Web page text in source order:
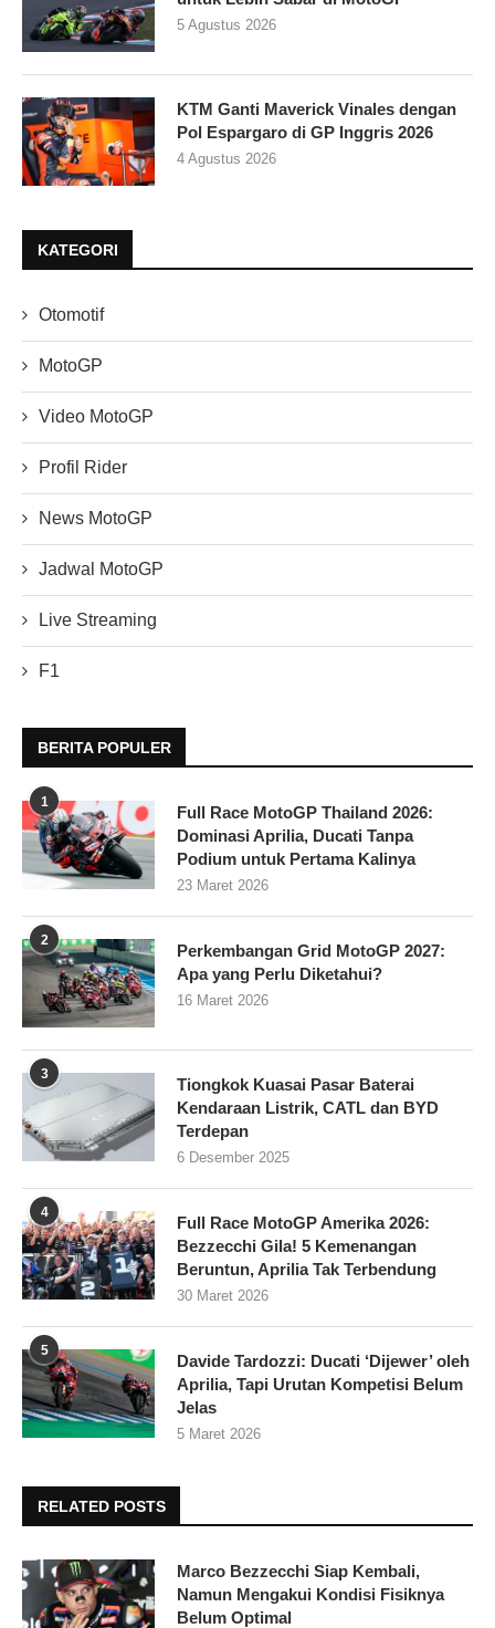
5 Agustus 2026
KTM Ganti Maverick Vinales dengan
Pol Espargaro di GP Inggris 2026
4 Agustus 2026
KATEGORI
Otomotif
MotoGP
Video MotoGP
Profil Rider
News MotoGP
Jadwal MotoGP
Live Streaming
F1
BERITA POPULER
1
Full Race MotoGP Thailand 2026:
Dominasi Aprilia, Ducati Tanpa
Podium untuk Pertama Kalinya
23 Maret 2026
2
Perkembangan Grid MotoGP 2027:
Apa yang Perlu Diketahui?
16 Maret 2026
3
Tiongkok Kuasai Pasar Baterai
Kendaraan Listrik, CATL dan BYD
Terdepan
6 Desember 2025
4
Full Race MotoGP Amerika 2026:
Bezzecchi Gila! 5 Kemenangan
Beruntun, Aprilia Tak Terbendung
30 Maret 2026
5
Davide Tardozzi: Ducati ‘Dijewer’ oleh
Aprilia, Tapi Urutan Kompetisi Belum
Jelas
5 Maret 2026
RELATED POSTS
Marco Bezzecchi Siap Kembali,
Namun Mengakui Kondisi Fisiknya
Belum Optimal